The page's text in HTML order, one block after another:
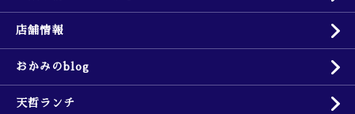
店舗情報
おかみのblog
天哲ランチ